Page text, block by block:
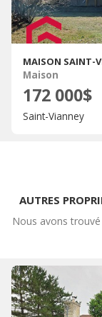
MAISON SAINT-
Maison
172 000$
Saint-Vianney
AUTRES
Nous avons